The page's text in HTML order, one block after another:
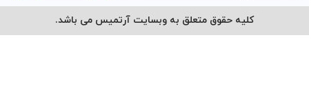
کلیه حقوق متعلق به وبسایت آرتمیس می باشد.